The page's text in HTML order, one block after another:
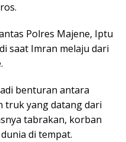
Polres Majene, Iptu
saat Imran melaju dari
benturan antara
truk yang datang dari
tabrakan, korban
di tempat.